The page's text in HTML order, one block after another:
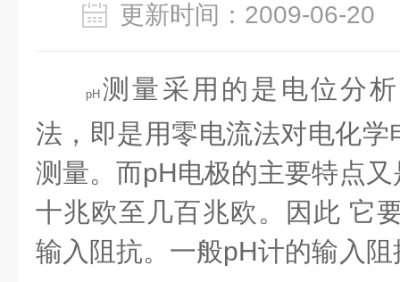
更新时间：2009-06-
pH 测量采用的是电位分
法，即是用零电流法对电化
测量。而pH电极的主要特点
十兆欧至几百兆欧。因此 它
输入阻抗。一般pH计的输入